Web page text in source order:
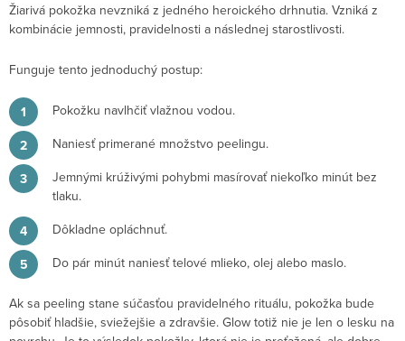
Žiarivá pokožka nevzniká z jedného heroického drhnutia. Vzniká z
kombinácie jemnosti, pravidelnosti a následnej starostlivosti.
Funguje tento jednoduchý postup:
Pokožku navlhčiť vlažnou vodou.
Naniesť primerané množstvo peelingu.
Jemnými krúživými pohybmi masírovať niekoľko minút bez
tlaku.
Dôkladne opláchnuť.
Do pár minút naniesť telové mlieko, olej alebo maslo.
Ak sa peeling stane súčasťou pravidelného rituálu, pokožka bude
pôsobiť hladšie, sviežejšie a zdravšie. Glow totiž nie je len o lesku na